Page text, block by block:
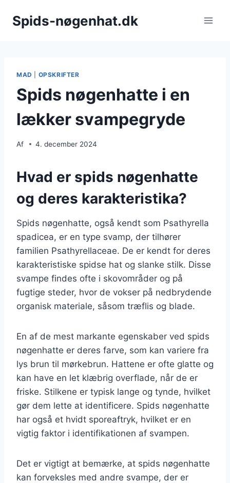
Spids-nøgenhat.dk
MAD OPSKRIFTER
Spids nøgenhatte i en
lækker svampegryde
Af 4. december 2024
Hvad er spids nøgenhatte
og deres karakteristika?
Spids nøgenhatte, også kendt som Psathyrella
spadicea, er en type svamp, der tilhører
familien Psathyrellaceae. De er kendt for deres
karakteristiske spidse hat og slanke stilk. Disse
svampe findes ofte i skovområder og på
fugtige steder, hvor de vokser på nedbrydende
organisk materiale, såsom træflis og blade.
En af de mest markante egenskaber ved spids
nøgenhatte er deres farve, som kan variere fra
lys brun til mørkebrun. Hattene er ofte glatte og
kan have en let klæbrig overflade, når de er
friske. Stilkene er typisk lange og tynde, hvilket
gør dem lette at identificere. Spids nøgenhatte
har også et hvidt sporeaftryk, hvilket er en
vigtig faktor i identifikationen af svampen.
Det er vigtigt at bemærke, at spids nøgenhatte
kan forveksles med andre svampe, der er